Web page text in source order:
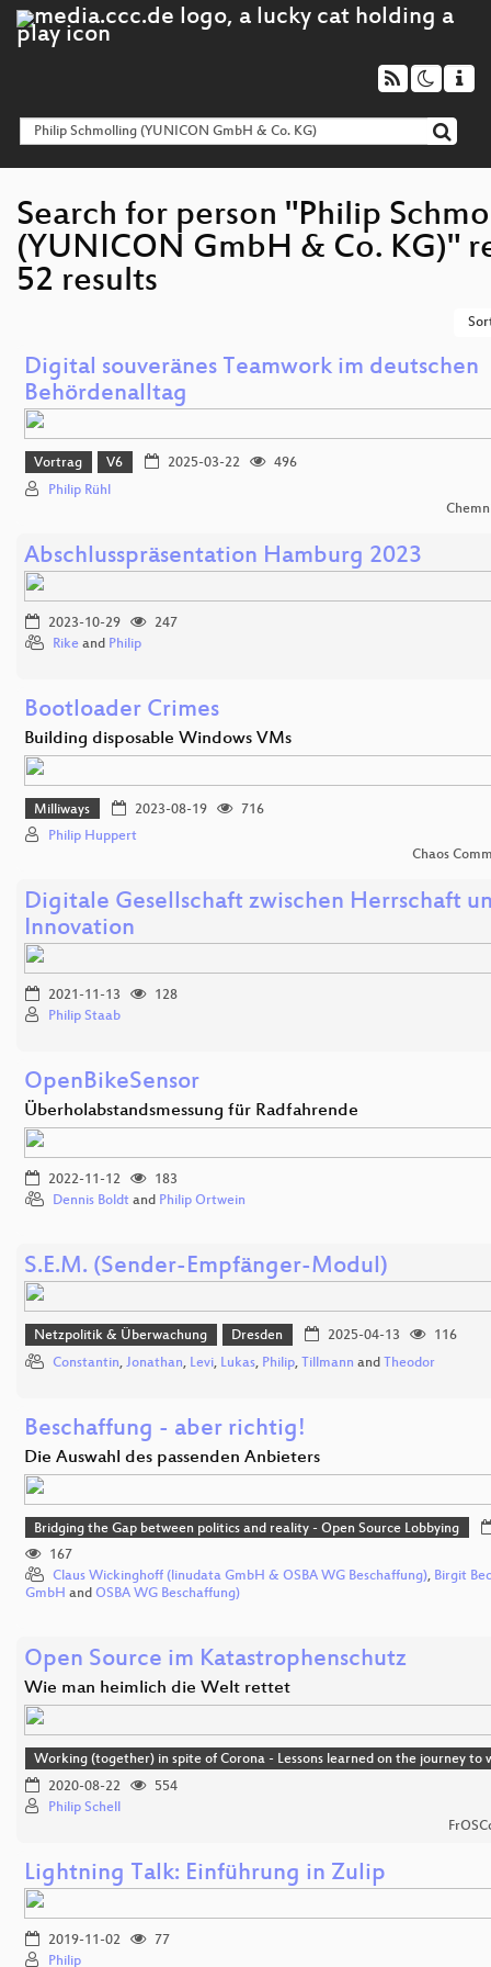
Search for person "Philip
(YUNICON GmbH & Co. KG)"
52 results
Digital souveränes Teamwork im deutschen
Behördenalltag
Vortrag V6 2025-03-22
496
Philip Rühl
Abschlusspräsentation Hamburg 2023
2023-10-29
247
Rike and Philip
Bootloader Crimes
Building disposable Windows VMs
Milliways 2023-08-19
716
Philip Huppert
Chaos
Digitale Gesellschaft zwischen Herrschaft
Innovation
2021-11-13
128
Philip Staab
OpenBikeSensor
Überholabstandsmessung für Radfahrende
2022-11-12
183
Dennis Boldt and Philip Ortwein
S.E.M. (Sender-Empfänger-Modul)
Netzpolitik & Überwachung Dresden 2025-04-13
116
Constantin, Jonathan, Levi, Lukas, Philip, Tillmann and Theodor
Beschaffung - aber richtig!
Die Auswahl des passenden Anbieters
Bridging the Gap between politics and reality - Open Source Lobbying
167
Claus Wickinghoff (linudata GmbH & OSBA WG Beschaffung), Birgit
GmbH and OSBA WG Beschaffung)
Open Source im Katastrophenschutz
Wie man heimlich die Welt rettet
Working (together) in spite of Corona - Lessons learned on the journey to
2020-08-22
554
Philip Schell
Lightning Talk: Einführung in Zulip
2019-11-02
77
Philip